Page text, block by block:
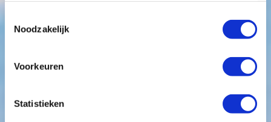
Noodzakelijk
Voorkeuren
Statistieken
dashboards
Wil je waardevolle inzichten verkrijgen en
effectieve beslissingen nemen? Dan is het omzetten
van ruwe data naar impactvolle dashboards een